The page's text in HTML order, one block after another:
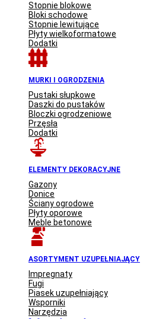
Stopnie blokowe
Bloki schodowe
Stopnie lewitujące
Płyty wielkoformatowe
Dodatki
MURKI I OGRODZENIA
Pustaki słupkowe
Daszki do pustaków
Bloczki ogrodzeniowe
Przęsła
Dodatki
ELEMENTY DEKORACYJNE
Gazony
Donice
Ściany ogrodowe
Płyty oporowe
Meble betonowe
ASORTYMENT UZUPEŁNIAJĄCY
Impregnaty
Fugi
Piasek uzupełniający
Wsporniki
Narzędzia